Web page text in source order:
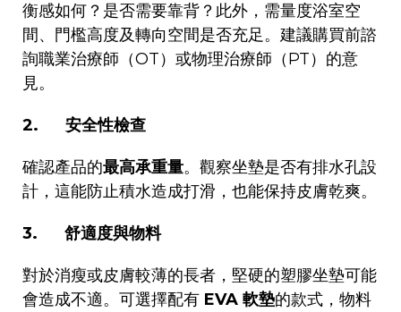
衡感如何？是否需要靠背？此外，需量度浴室空
間、門檻高度及轉向空間是否充足。建議購買前諮
詢職業治療師（OT）或物理治療師（PT）的意
見。
2. 安全性檢查
確認產品的最高承重量。觀察坐墊是否有排水孔設
計，這能防止積水造成打滑，也能保持皮膚乾爽。
3. 舒適度與物料
對於消瘦或皮膚較薄的長者，堅硬的塑膠坐墊可能
會造成不適。可選擇配有 EVA 軟墊的款式，物料